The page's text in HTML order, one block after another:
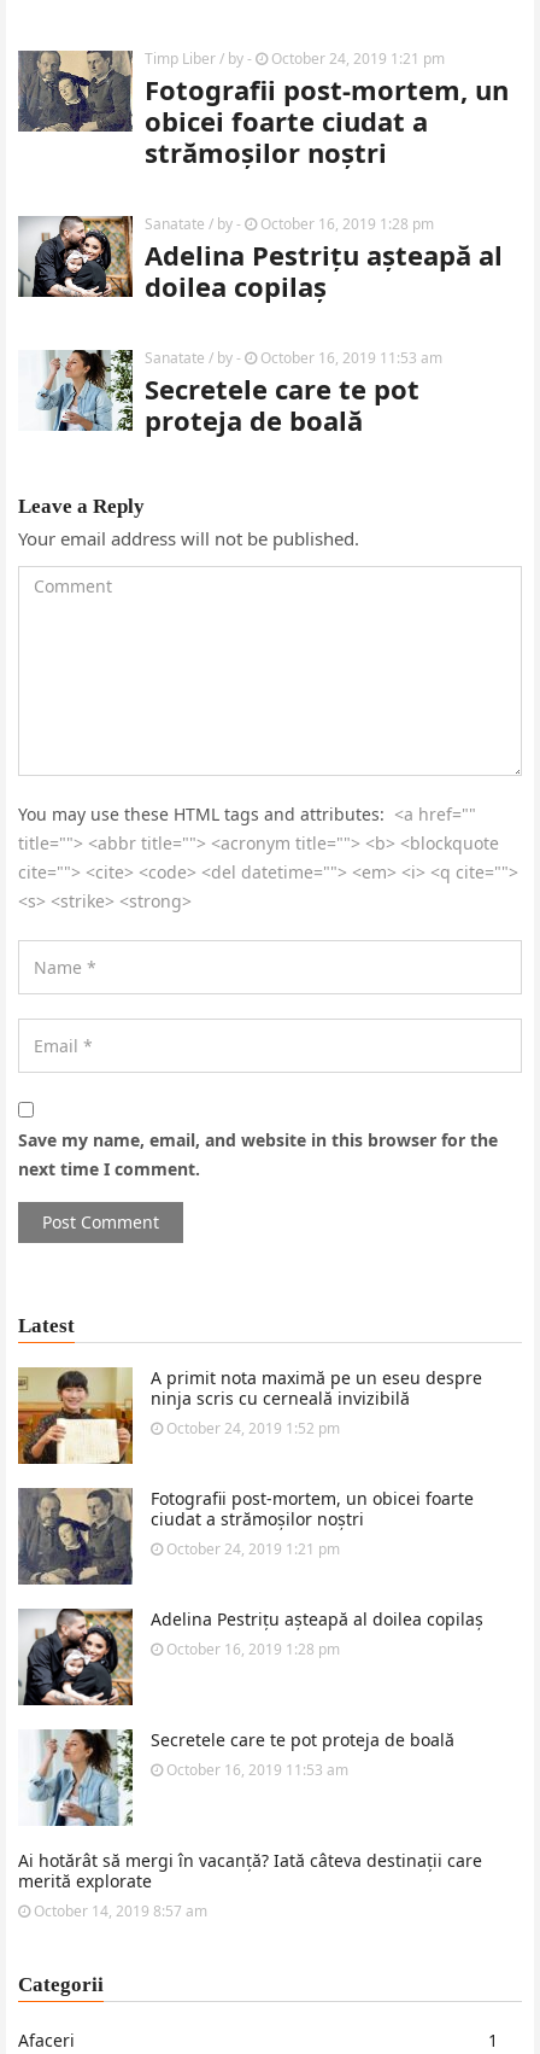
Timp Liber/ by- October 24, 2019 1:21 pm
Fotografii post-mortem, un
obicei foarte ciudat a
strămoșilor noștri
Sanatate / by- October 16, 2019 1:28 pm
Adelina Pestrițu așteapă al
doilea copilaș
Sanatate / by- October 16, 2019 11:53 am
Secretele care te pot
proteja de boală
Leave a Reply
Your email address will not be published.
You may use these HTML tags and attributes: <a href=""
title=""> <abbr title=""> <acronym title=""> <b> <blockquote
cite=""> <cite> <code> <del datetime=""> <em> <i> <q cite="">
<s> <strike> <strong>
Save my name, email, and website in this browser for the
next time I comment.
Latest
A primit nota maximă pe un eseu despre
ninja scris cu cerneală invizibilă
October 24, 2019 1:52 pm
Fotografii post-mortem, un obicei foarte
ciudat a strămoșilor noștri
October 24, 2019 1:21 pm
Adelina Pestrițu așteapă al doilea copilaș
October 16, 2019 1:28 pm
Secretele care te pot proteja de boală
October 16, 2019 11:53 am
Ai hotărât să mergi în vacanță? Iată câteva destinații care
merită explorate
October 14, 2019 8:57 am
Categorii
Afaceri 1